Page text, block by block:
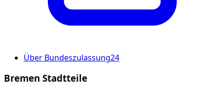
Über Bundeszulassung24
Bremen Stadtteile